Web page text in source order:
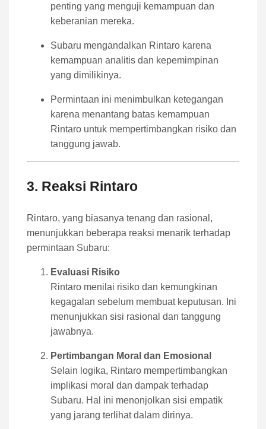
penting yang menguji kemampuan dan
keberanian mereka.
Subaru mengandalkan Rintaro karena
kemampuan analitis dan kepemimpinan
yang dimilikinya.
Permintaan ini menimbulkan ketegangan
karena menantang batas kemampuan
Rintaro untuk mempertimbangkan risiko dan
tanggung jawab.
3. Reaksi Rintaro
Rintaro, yang biasanya tenang dan rasional,
menunjukkan beberapa reaksi menarik terhadap
permintaan Subaru:
Evaluasi Risiko
Rintaro menilai risiko dan kemungkinan
kegagalan sebelum membuat keputusan. Ini
menunjukkan sisi rasional dan tanggung
jawabnya.
Pertimbangan Moral dan Emosional
Selain logika, Rintaro mempertimbangkan
implikasi moral dan dampak terhadap
Subaru. Hal ini menonjolkan sisi empatik
yang jarang terlihat dalam dirinya.